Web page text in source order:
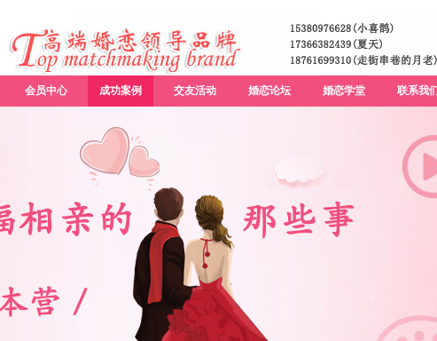
会员中心 成功案例 交友活动 婚恋论坛 婚恋学堂 联系我们